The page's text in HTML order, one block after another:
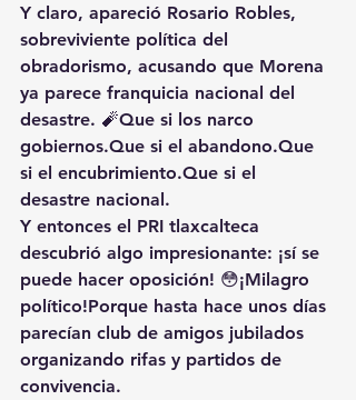
Y claro, apareció Rosario Robles,
sobreviviente política del
obradorismo, acusando que Morena
ya parece franquicia nacional del
desastre. 🧨Que si los narco
gobiernos.Que si el abandono.Que
si el encubrimiento.Que si el
desastre nacional.
Y entonces el PRI tlaxcalteca
descubrió algo impresionante: ¡sí se
puede hacer oposición! 😳¡Milagro
político!Porque hasta hace unos días
parecían club de amigos jubilados
organizando rifas y partidos de
convivencia.